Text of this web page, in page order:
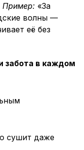
Пример: «За
волны —
её без
забота в каждом
сушит даже